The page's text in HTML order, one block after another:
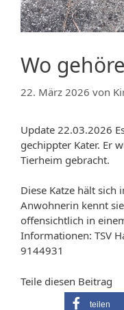
Wo
22. März 2026 von
Update 22.03.2026
gechippter Kater. Er
Tierheim gebracht.
Diese Katze hält sich
Anwohnerin kennt
offensichtlich in
Informationen: TSV
9144931
Teile diesen Beitrag
teilen